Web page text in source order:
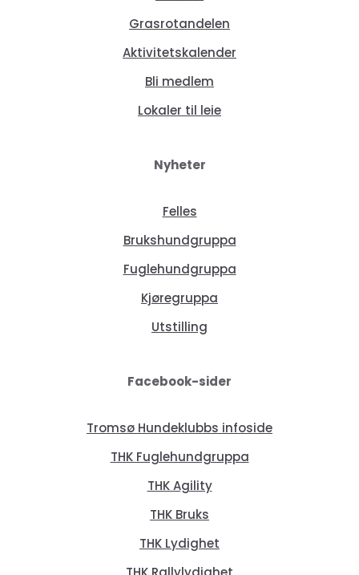
Grasrotandelen
Aktivitetskalender
Bli medlem
Lokaler til leie
Nyheter
Felles
Brukshundgruppa
Fuglehundgruppa
Kjøregruppa
Utstilling
Facebook-sider
Tromsø Hundeklubbs infoside
THK Fuglehundgruppa
THK Agility
THK Bruks
THK Lydighet